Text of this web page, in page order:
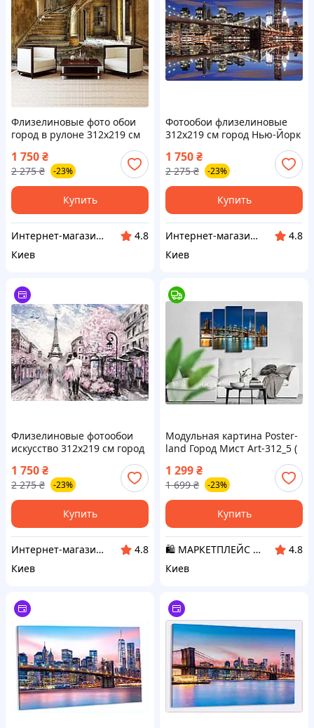
Флизелиновые фото обои
город в рулоне 312x219 см
лестница (12619VEXXL) Клей
в подарок
1 750₴
2 275 ₴ -23%
Купить
Интернет-магазин "АТМ"
4.8
Киев
Фотообои флизелиновые
312х219 см город Нью-Йорк
(1670VEXXL) Клей в подарок
1 750₴
2 275 ₴ -23%
Купить
Интернет-магазин "АТМ"
4.8
Киев
Флизелиновые фотообои
искусство 312x219 см город
(11470VEXXL) Клей в
подарок
1 750₴
2 275 ₴ -23%
Купить
Интернет-магазин "АТМ"
4.8
Киев
Модульная картина Poster-
land Город Мист Art-312_5 (
1 299₴
1 699 ₴ -23%
Купить
🛍️ МАРКЕТПЛЕЙС DMD
4.8
Киев